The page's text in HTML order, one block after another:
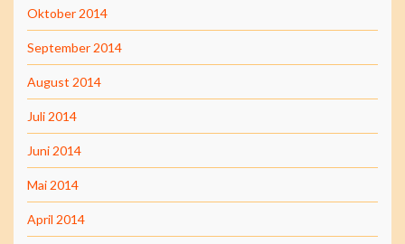
Oktober 2014
September 2014
August 2014
Juli 2014
Juni 2014
Mai 2014
April 2014